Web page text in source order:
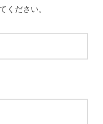
ください。